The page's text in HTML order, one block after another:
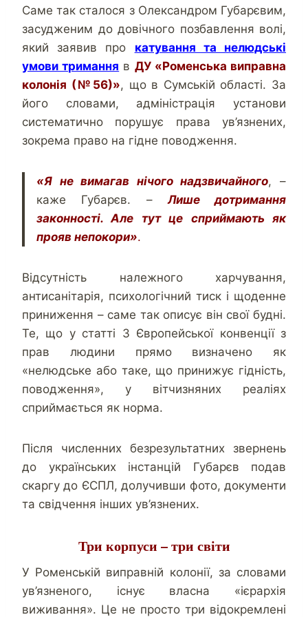
Саме так сталося з Олександром Губарєвим,
засудженим до довічного позбавлення волі,
який заявив про катування та нелюдські
умови тримання в ДУ «Роменська виправна
колонія (№56)», що в Сумській області. За
його словами, адміністрація установи
систематично порушує права ув’язнених,
зокрема право на гідне поводження.
«Я не вимагав нічого надзвичайного, –
каже Губарєв. –Лише дотримання
законності. Але тут це сприймають як
прояв непокори».
Відсутність належного харчування,
антисанітарія, психологічний тиск і щоденне
приниження – саме так описує він свої будні.
Те, що у статті 3 Європейської конвенції з
прав людини прямо визначено як
«нелюдське або таке, що принижує гідність,
поводження», у вітчизняних реаліях
сприймається як норма.
Після численних безрезультатних звернень
до українських інстанцій Губарєв подав
скаргу до ЄСПЛ, долучивши фото, документи
та свідчення інших ув’язнених.
Три корпуси – три світи
У Роменській виправній колонії, за словами
ув’язненого, існує власна «ієрархія
виживання». Це не просто три відокремлені